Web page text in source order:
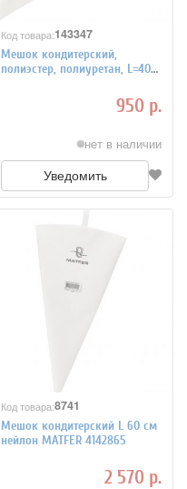
Код товара:143347
Мешок кондитерский,
полиэстер, полиуретан, L=40
950 р.
нет в наличии
Уведомить
Код товара:8741
Мешок кондитерский L 60 см
нейлон MATFER 4142865
2 570 р.